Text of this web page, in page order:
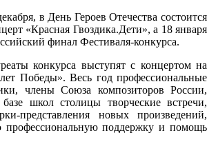
в День Героев Отечества состоится
«Красная Гвоздика.Дети», а 18 января
финал Фестиваля-конкурса.
конкурса выступят с концертом на
Победы». Весь год профессиональные
члены Союза композиторов России,
школ столицы творческие встречи,
представления новых произведений,
профессиональную поддержку и помощь